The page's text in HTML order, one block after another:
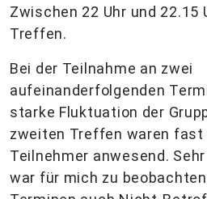
Zwischen 22 Uhr und 22.15
Treffen.
Bei der Teilnahme an zwei
aufeinanderfolgenden
starke Fluktuation der
zweiten Treffen waren fast
Teilnehmer anwesend.
war für mich zu